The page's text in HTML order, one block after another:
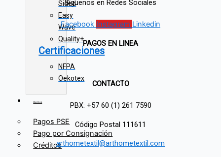
Sided
Easy
Wave
Quality+
Certificaciones
NFPA
Oekotex
Clientes
Pagos PSE
Pago por Consignación
Créditos
Síguenos en Redes Sociales
Facebook Instagram Linkedin
PAGOS EN LINEA
CONTACTO
PBX: +57 60 (1) 261 7590
Código Postal 111611
arthometextil@arthometextil.com